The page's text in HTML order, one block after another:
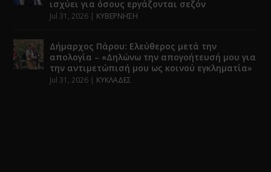
ισχύει για όσους εργάζονται σεζόν
Jul 31, 2026 | ΚΥΒΕΡΝΗΣΗ
Δήμαρχος Πάρου: Ελεύθερος μετά την
απολογία – «Δηλώνω την απογοήτευσή μου για
την αντιμετώπισή μου ως κοινού εγκληματία»
Jul 31, 2026 | ΚΥΚΛΑΔΕΣ